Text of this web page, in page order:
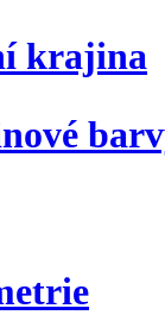
krajina